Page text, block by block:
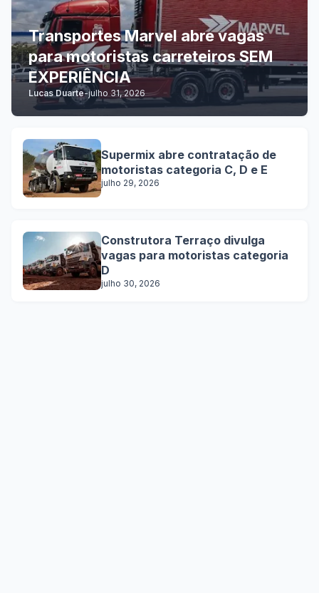
Transportes Marvel abre vagas
para motoristas carreteiros SEM
EXPERIÊNCIA
Lucas Duarte-julho 31, 2026
Supermix abre contratação de
motoristas categoria C, D e E
julho 29, 2026
Construtora Terraço divulga
vagas para motoristas categoria
D
julho 30, 2026